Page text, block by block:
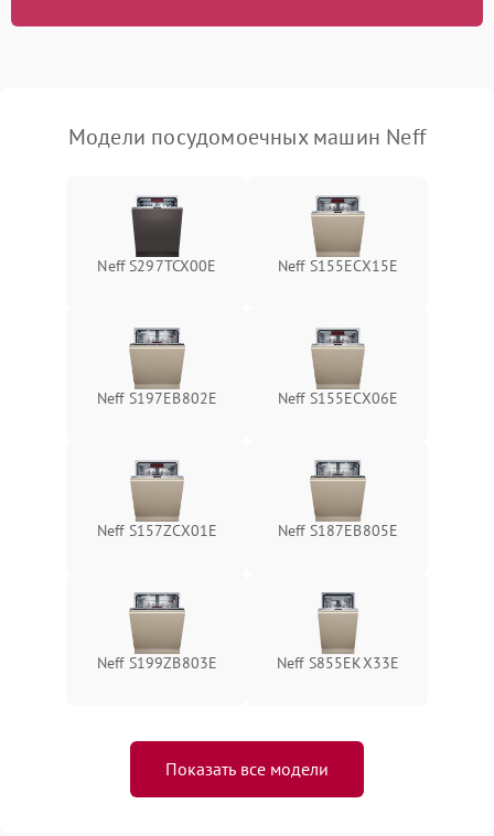
Модели посудомоечных машин Neff
Neff S297TCX00E Neff S155ECX15E
Neff S197EB802E Neff S155ECX06E
Neff S157ZCX01E Neff S187EB805E
Neff S199ZB803E Neff S855EKX33E
Показать все модели